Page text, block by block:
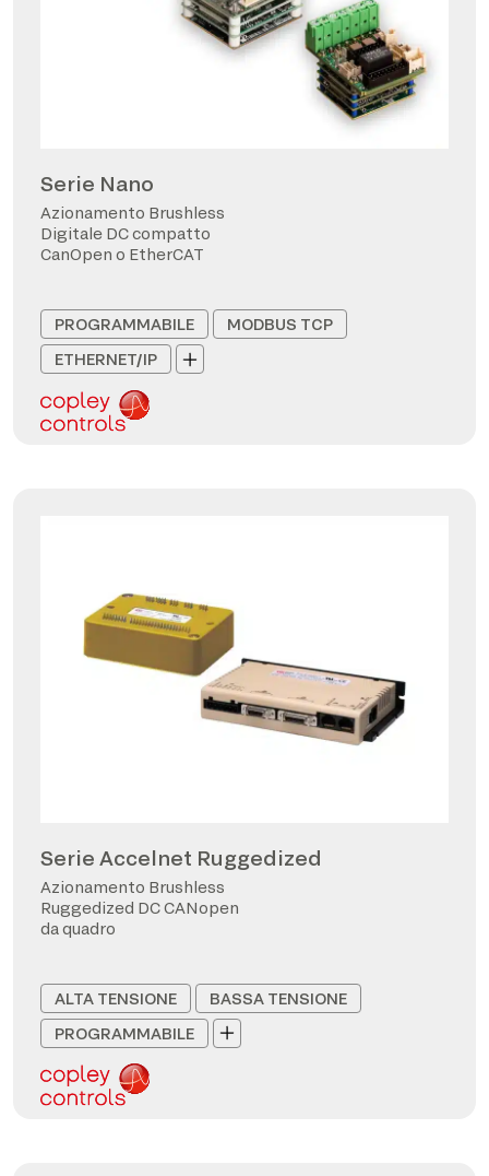
Serie Nano
Azionamento Brushless
Digitale DC compatto
CanOpen o EtherCAT
PROGRAMMABILE
MODBUS TCP
ETHERNET/IP
Serie Accelnet Ruggedized
Azionamento Brushless
Ruggedized DC CANopen
da quadro
ALTA TENSIONE
BASSA TENSIONE
PROGRAMMABILE